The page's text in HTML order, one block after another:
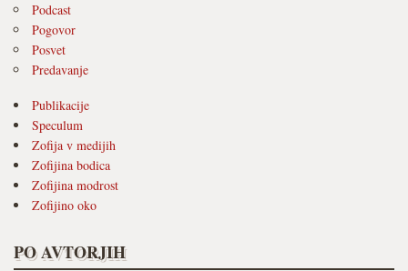
Podcast
Pogovor
Posvet
Predavanje
Publikacije
Speculum
Zofija v medijih
Zofijina bodica
Zofijina modrost
Zofijino oko
PO AVTORJIH